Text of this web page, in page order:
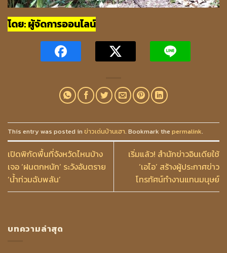
โดย: ผู้จัดการออนไลน์
This entry was posted in ข่าวเด่นบ้านเฮา. Bookmark the permalink.
เปิดพิกัดพื้นที่จังหวัดไหนบ้าง
เจอ ‘ฝนตกหนัก’ ระวังอันตราย
‘น้ำท่วมฉับพลัน’
เริ่มแล้ว! สำนักข่าวอินเดียใช้
‘เอไอ’ สร้างผู้ประกาศข่าว
โทรทัศน์ทำงานแทนมนุษย์
บทความล่าสุด